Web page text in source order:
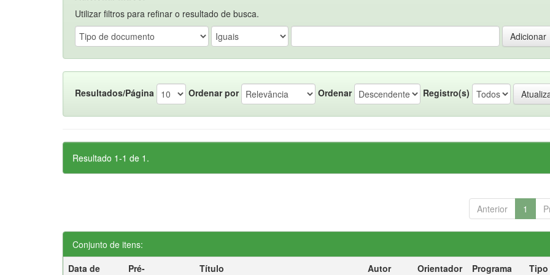
Utilizar filtros para refinar o resultado de busca.
Resultados/Página Ordenar por Ordenar Registro(s)
Resultado 1-1 de 1.
Anterior 1
Conjunto de itens:
Data de
Pré-
Título Autor Orientador Programa
Tipo